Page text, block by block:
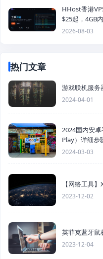
HHost香港
$25起，4GB
2026-08-03
热门文章
游戏联机服务
2024-04-01
2024国内安
Play）详细步
2024-03-03
【网络工具
2023-12-02
英菲克蓝牙鼠
2023-12-04